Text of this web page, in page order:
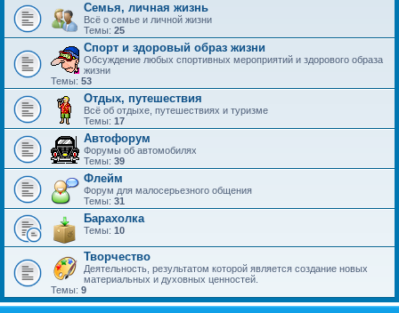
Семья, личная жизнь
Всё о семье и личной жизни
Темы: 25
Спорт и здоровый образ жизни
Обсуждение любых спортивных мероприятий и здорового образа
жизни
Темы: 53
Отдых, путешествия
Всё об отдыхе, путешествиях и туризме
Темы: 17
Автофорум
Форумы об автомобилях
Темы: 39
Флейм
Форум для малосерьезного общения
Темы: 31
Барахолка
Темы: 10
Творчество
Деятельность, результатом которой является создание новых
материальных и духовных ценностей.
Темы: 9